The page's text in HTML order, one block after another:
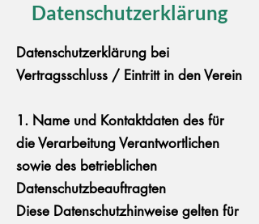
Datenschutzerklärung
Datenschutzerklärung bei
Vertragsschluss / Eintritt in den Verein
1. Name und Kontaktdaten des für
die Verarbeitung Verantwortlichen
sowie des betrieblichen
Datenschutzbeauftragten
Diese Datenschutzhinweise gelten für